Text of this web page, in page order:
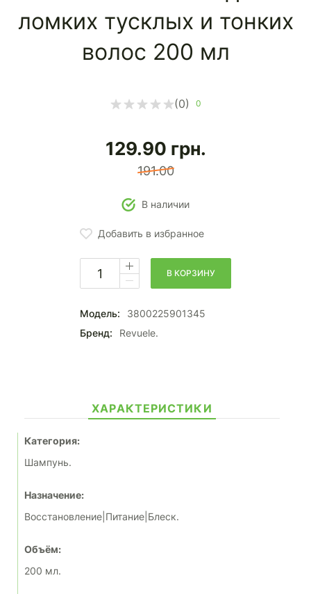
ломких тусклых и тонких
волос 200 мл
(0) 0
129.90 грн.
191.00
В наличии
Добавить в избранное
В КОРЗИНУ
Модель:
3800225901345
Бренд:
Revuele.
ХАРАКТЕРИСТИКИ
Категория:
Шампунь.
Назначение:
Восстановление|Питание|Блеск.
Объём:
200 мл.